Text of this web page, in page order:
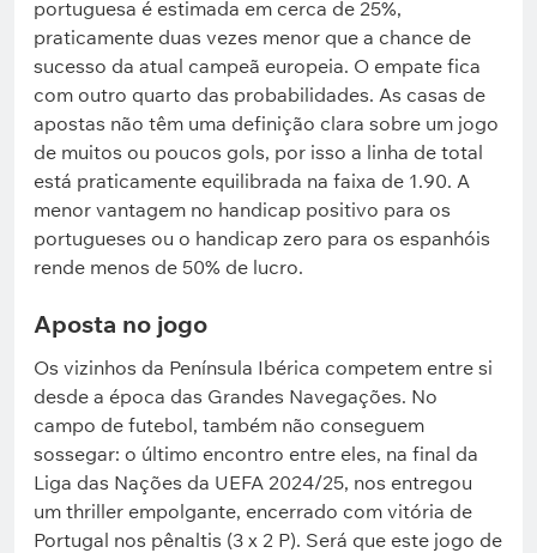
portuguesa é estimada em cerca de 25%,
praticamente duas vezes menor que a chance de
sucesso da atual campeã europeia. O empate fica
com outro quarto das probabilidades. As casas de
apostas não têm uma definição clara sobre um jogo
de muitos ou poucos gols, por isso a linha de total
está praticamente equilibrada na faixa de 1.90. A
menor vantagem no handicap positivo para os
portugueses ou o handicap zero para os espanhóis
rende menos de 50% de lucro.
Aposta no jogo
Os vizinhos da Península Ibérica competem entre si
desde a época das Grandes Navegações. No
campo de futebol, também não conseguem
sossegar: o último encontro entre eles, na final da
Liga das Nações da UEFA 2024/25, nos entregou
um thriller empolgante, encerrado com vitória de
Portugal nos pênaltis (3 x 2 P). Será que este jogo de